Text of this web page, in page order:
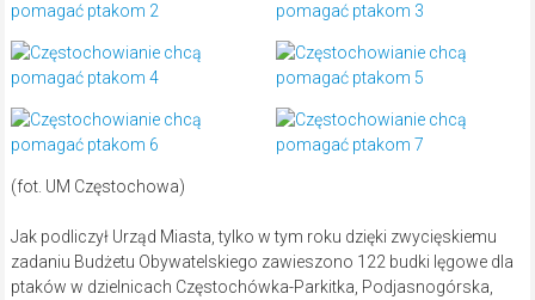
(fot. UM Częstochowa)
Jak podliczył Urząd Miasta, tylko w tym roku dzięki zwycięskiemu
zadaniu Budżetu Obywatelskiego zawieszono 122 budki lęgowe dla
ptaków w dzielnicach Częstochówka-Parkitka, Podjasnogórska,